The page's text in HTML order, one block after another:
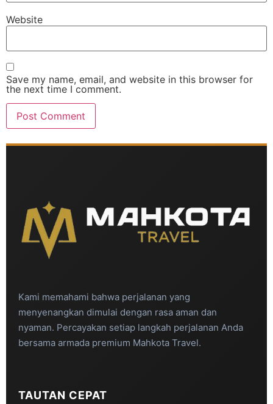
Website
Save my name, email, and website in this browser for
the next time I comment.
Kami memahami bahwa perjalanan yang
menyenangkan dimulai dengan rasa aman dan
nyaman. Percayakan setiap langkah perjalanan Anda
bersama armada premium Mahkota Travel.
TAUTAN CEPAT